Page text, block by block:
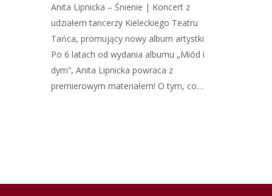
Anita Lipnicka – Śnienie | Koncert z
udziałem tancerzy Kieleckiego Teatru
Tańca, promujący nowy album artystki
Po 6 latach od wydania albumu „Miód i
dym”, Anita Lipnicka powraca z
premierowym materiałem! O tym, co…